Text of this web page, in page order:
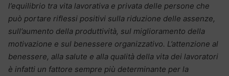
l’equilibrio tra vita lavorativa e privata delle persone che
può portare riflessi positivi sulla riduzione delle assenze,
sull’aumento della produttività, sul miglioramento della
motivazione e sul benessere organizzativo. L’attenzione al
benessere, alla salute e alla qualità della vita dei lavoratori
è infatti un fattore sempre più determinante per la